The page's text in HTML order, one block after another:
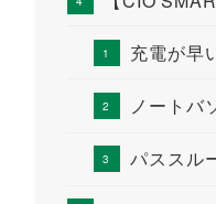
充電が早
ノートバ
パススル